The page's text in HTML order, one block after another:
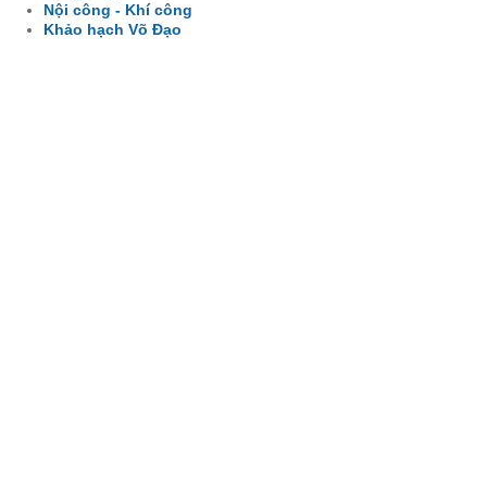
Nội công - Khí công
Khảo hạch Võ Đạo